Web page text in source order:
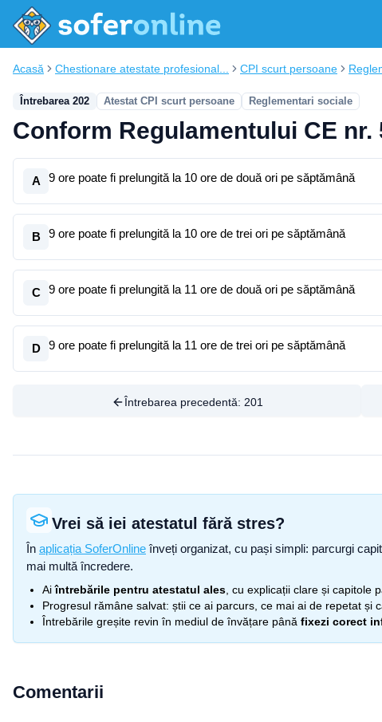
Acasă Chestionare atestate profesional... CPI scurt persoane
Întrebarea 202 Atestat CPI scurt persoane Reglementari sociale
Conform Regulamentului CE
A 9 ore poate fi prelungită la 10 ore de două ori pe săptămână
B 9 ore poate fi prelungită la 10 ore de trei ori pe săptămână
C 9 ore poate fi prelungită la 11 ore de două ori pe săptămână
D 9 ore poate fi prelungită la 11 ore de trei ori pe săptămână
Întrebarea precedentă: 201
Vrei să iei atestatul fără stres?
În aplicația SoferOnline înveți organizat, cu pași simpli: parcurgi
mai multă încredere.
Aiîntrebările pentru atestatul ales , cu explicații clare și capitole
Progresul rămâne salvat: știi ce ai parcurs, ce mai ai de repetat și
Întrebările greșite revin în mediul de învățare până fixezi corect
Comentarii